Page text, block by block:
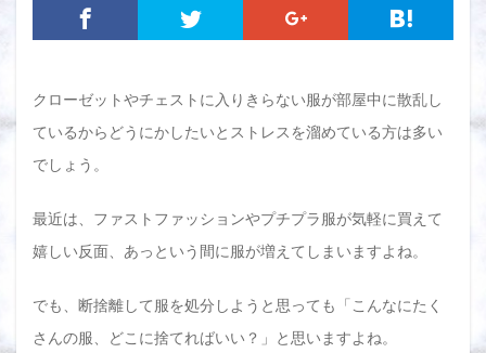
クローゼットやチェストに入りきらない服が部屋中に散乱し
ているからどうにかしたいとストレスを溜めている方は多い
でしょう。
最近は、ファストファッションやプチプラ服が気軽に買えて
嬉しい反面、あっという間に服が増えてしまいますよね。
でも、断捨離して服を処分しようと思っても「こんなにたく
さんの服、どこに捨てればいい？」と思いますよね。